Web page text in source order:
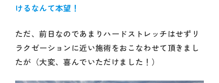
けるなんて本望！
ただ、前日なのであまりハードストレッチはせずリ
ラクゼーションに近い施術をおこなわせて頂きまし
たが（大変、喜んでいただけました！）